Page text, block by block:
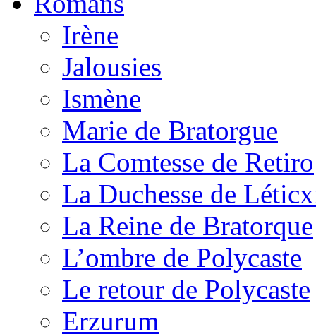
Irène
Jalousies
Ismène
Marie de Bratorgue
La Comtesse de Retiro
La Duchesse de
La Reine de Bratorque
L’ombre de Polycaste
Le retour de Polycaste
Erzurum